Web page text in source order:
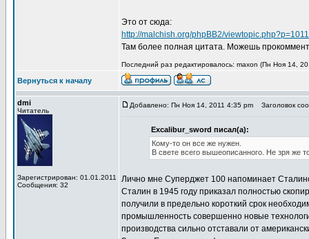
Это от сюда:
http://malchish.org/phpBB2/
Там более полная цитата. Можешь
Последний раз редактировалось: maxon (Пн Ноя 14,
Вернуться к началу
dmi
Читатель
Зарегистрирован: 01.01.2011
Сообщения: 32
Добавлено: Пн Ноя 14, 2011 4:35 pm Заголовок
Excalibur_sword писал(а):
Кому-то он все же нужен.
В свете всего вышеописанного. Не зря же
Лично мне Суперджет 100 напоминает
Сталин в 1945 году приказал полностью
получили в предельно короткий срок
промышленность совершенно новые
производства сильно отставали от